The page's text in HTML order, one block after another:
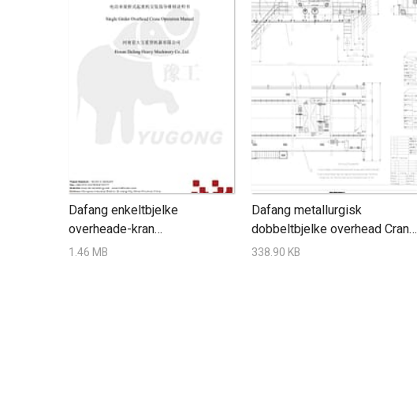
Dafang enkeltbjelke
overheade-kran
brukerhåndbok
1.46 MB
Dafang metallurgisk
dobbeltbjelke overhead Crane
Tegning
338.90 KB